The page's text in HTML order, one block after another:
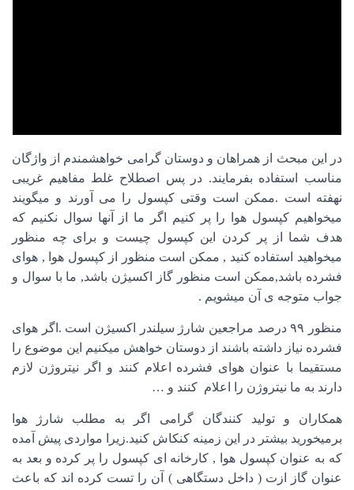
در این مبحث از همراهان و دوستان گرامی خواهشمندم از واژگان
مناسب استفاده بفرمایند. در پس اصطلاح غلط مفاهیم غریبی
نهفته است .ممکن است وقتی کپسول را می آورند و میگویند
میخواهیم کپسول هوا را پر کنیم اگر ما از آنها سوال نکنیم که
هدف شما از پر کردن این کپسول چیست و برای چه منظور
میخواهید استفاده کنید , ممکن است منظور از کپسول هوا , هوای
فشرده باشد,ممکن است منظور گاز اکسیژن باشد, ما با سوال و
جواب متوجه ی آن میشویم .
منظور ۹۹ درصد مراجعین شارژ سیلندر اکسیژن است .اگر هوای
فشرده نیاز داشته باشند از دوستان خواهش میکنیم این موضوع را
مستقیما با عنوان هوای فشرده اعلام کنند و اگر نیتروژن لازم
دارند به ما نیتروژن را اعلام کنند و …
همکاران و تولید کنندگان گرامی اگر به مطلب شارژ هوا
برمیخورید بیشتر در این زمینه کنکاش کنید.زیرا مواردی پیش آمده
که به عنوان کپسول هوا , کارخانه ای کپسول را پر کرده و بعد به
عنوان گاز ازت ( داخل دستگاهی ) آن را تست کرده اند که باعث